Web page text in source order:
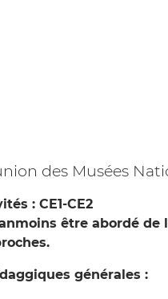
des Musées
: CE1-CE2
être abordé de
générales :